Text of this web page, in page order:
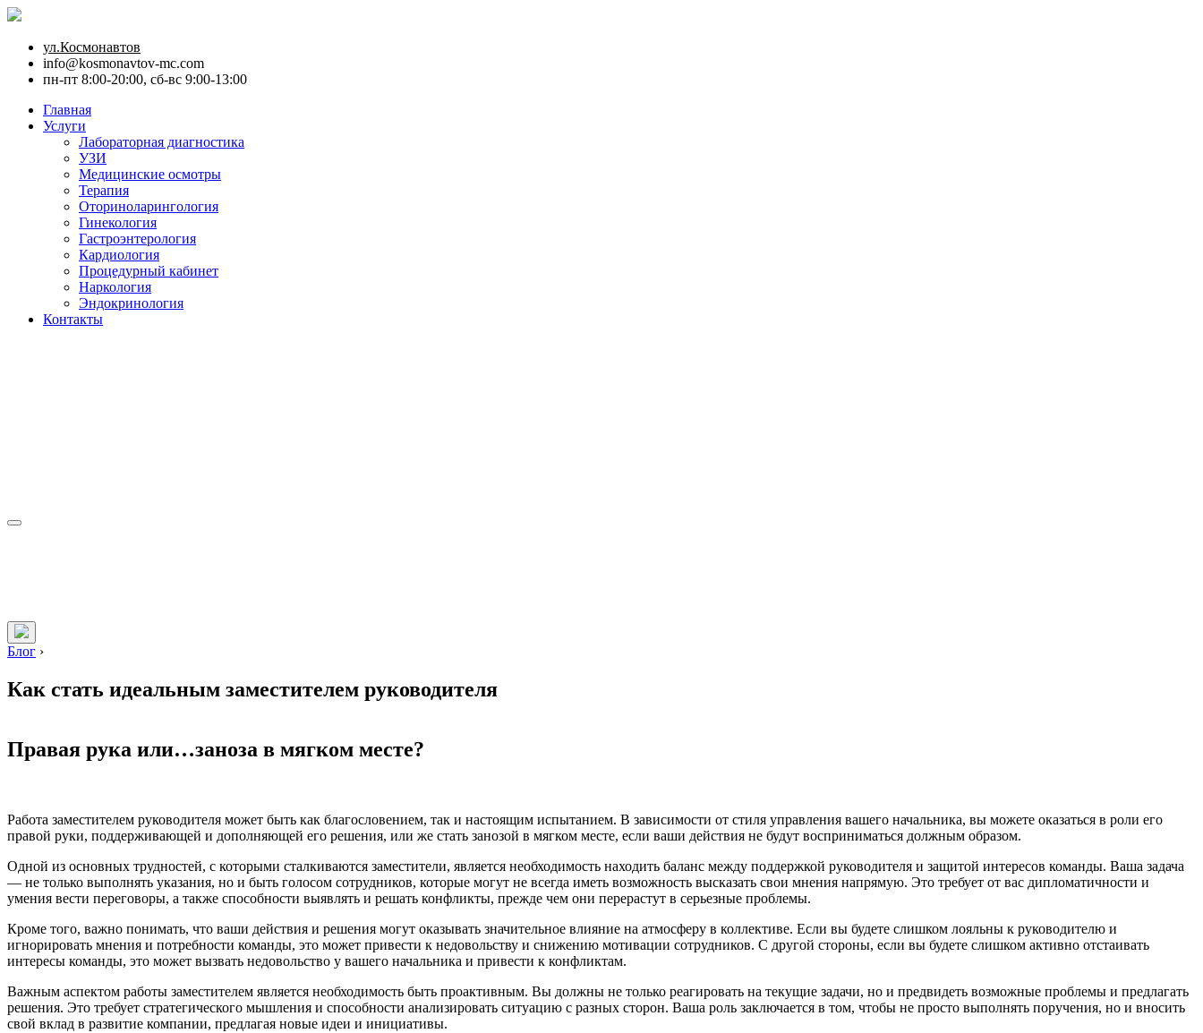
ул.Космонавтов
info@kosmonavtov-mc.com
пн-пт 8:00-20:00, сб-вс 9:00-13:00
Главная
Услуги
Лабораторная диагностика
УЗИ
Медицинские осмотры
Терапия
Оториноларингология
Гинекология
Гастроэнтерология
Кардиология
Процедурный кабинет
Наркология
Эндокринология
Контакты
Блог ›
Как стать идеальным заместителем руководителя
Правая рука или…заноза в мягком месте?
Работа заместителем руководителя может быть как благословением, так и настоящим испытанием. В зависимости от стиля управления вашего начальника, вы можете оказаться в роли его
правой руки, поддерживающей и дополняющей его решения, или же стать занозой в мягком месте, если ваши действия не будут восприниматься должным образом.
Одной из основных трудностей, с которыми сталкиваются заместители, является необходимость находить баланс между поддержкой руководителя и защитой интересов команды. Ваша задача
— не только выполнять указания, но и быть голосом сотрудников, которые могут не всегда иметь возможность высказать свои мнения напрямую. Это требует от вас дипломатичности и
умения вести переговоры, а также способности выявлять и решать конфликты, прежде чем они перерастут в серьезные проблемы.
Кроме того, важно понимать, что ваши действия и решения могут оказывать значительное влияние на атмосферу в коллективе. Если вы будете слишком лояльны к руководителю и
игнорировать мнения и потребности команды, это может привести к недовольству и снижению мотивации сотрудников. С другой стороны, если вы будете слишком активно отстаивать
интересы команды, это может вызвать недовольство у вашего начальника и привести к конфликтам.
Важным аспектом работы заместителем является необходимость быть проактивным. Вы должны не только реагировать на текущие задачи, но и предвидеть возможные проблемы и предлагать
решения. Это требует стратегического мышления и способности анализировать ситуацию с разных сторон. Ваша роль заключается в том, чтобы не просто выполнять поручения, но и вносить
свой вклад в развитие компании, предлагая новые идеи и инициативы.